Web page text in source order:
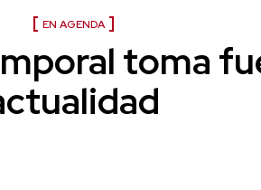
EN AGENDA
toma